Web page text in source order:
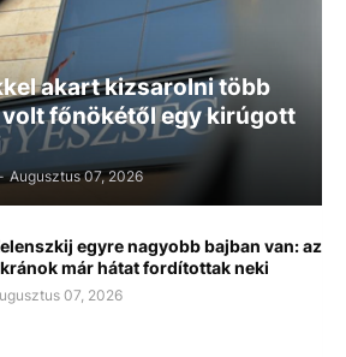
akart kizsarolni több
főnökétől egy kirúgott
Augusztus 07, 2026
egyre nagyobb bajban van: az
már hátat fordítottak neki
07, 2026